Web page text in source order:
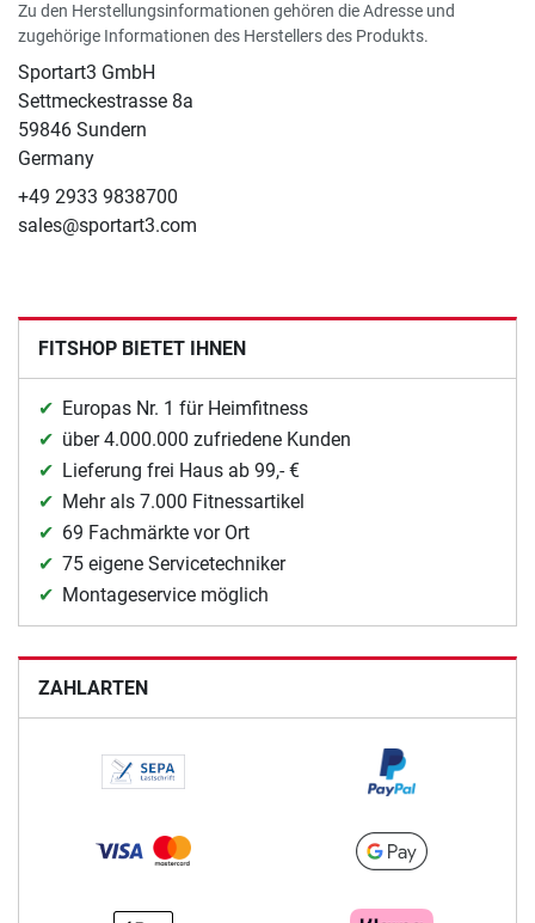
Zu den Herstellungsinformationen gehören die Adresse und
zugehörige Informationen des Herstellers des Produkts.
Sportart3 GmbH
Settmeckestrasse 8a
59846 Sundern
Germany
+49 2933 9838700
sales@sportart3.com
FITSHOP BIETET IHNEN
Europas Nr. 1 für Heimfitness
über 4.000.000 zufriedene Kunden
Lieferung frei Haus ab 99,- €
Mehr als 7.000 Fitnessartikel
69 Fachmärkte vor Ort
75 eigene Servicetechniker
Montageservice möglich
ZAHLARTEN